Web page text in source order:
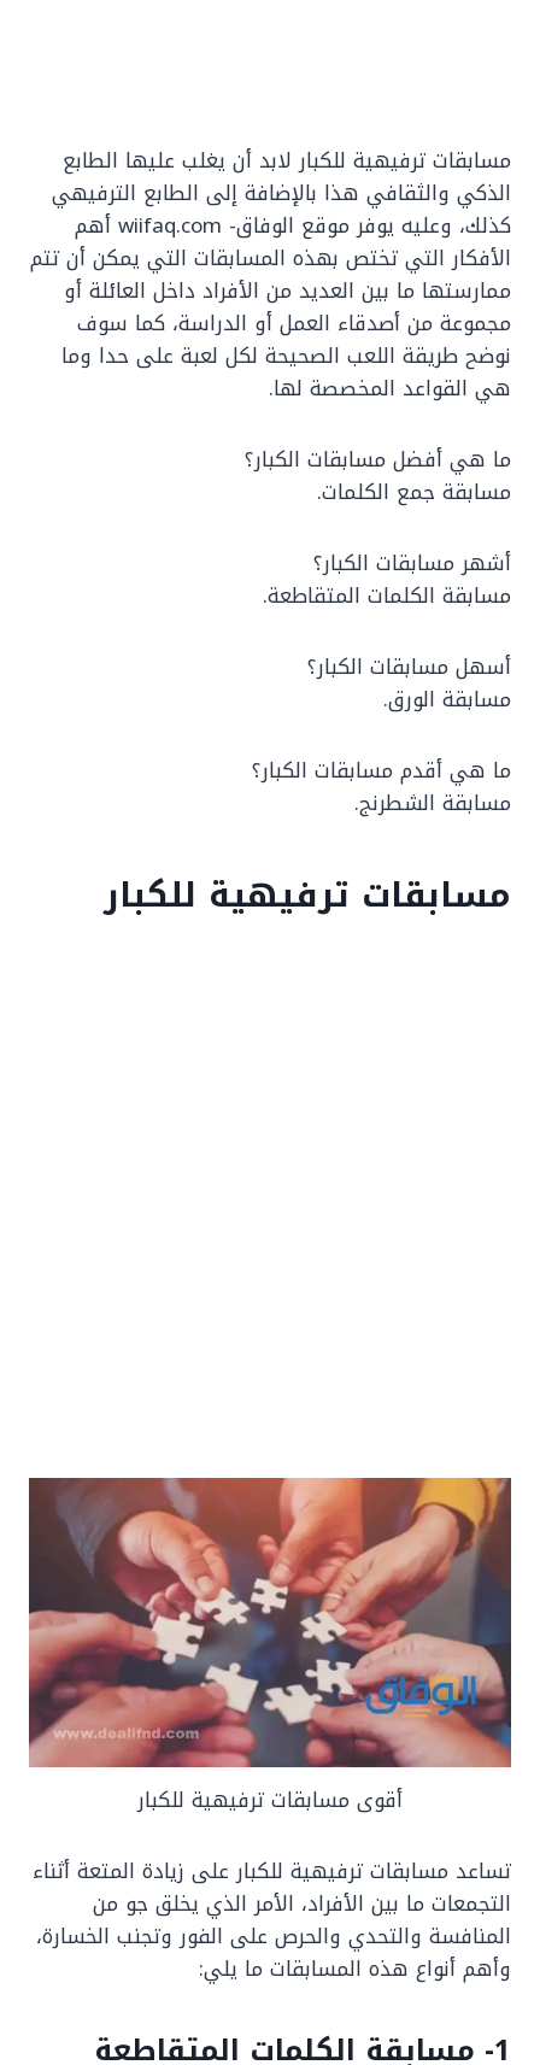
مسابقات ترفيهية للكبار لابد أن يغلب عليها الطابع
الذكي والثقافي هذا بالإضافة إلى الطابع الترفيهي
كذلك، وعليه يوفر موقع الوفاق- wiifaq.com أهم
الأفكار التي تختص بهذه المسابقات التي يمكن أن تتم
ممارستها ما بين العديد من الأفراد داخل العائلة أو
مجموعة من أصدقاء العمل أو الدراسة، كما سوف
نوضح طريقة اللعب الصحيحة لكل لعبة على حدا وما
هي القواعد المخصصة لها.
ما هي أفضل مسابقات الكبار؟
مسابقة جمع الكلمات.
أشهر مسابقات الكبار؟
مسابقة الكلمات المتقاطعة.
أسهل مسابقات الكبار؟
مسابقة الورق.
ما هي أقدم مسابقات الكبار؟
مسابقة الشطرنج.
مسابقات ترفيهية للكبار
أقوى مسابقات ترفيهية للكبار
تساعد مسابقات ترفيهية للكبار على زيادة المتعة أثناء
التجمعات ما بين الأفراد، الأمر الذي يخلق جو من
المنافسة والتحدي والحرص على الفور وتجنب الخسارة،
وأهم أنواع هذه المسابقات ما يلي:
1- مسابقة الكلمات المتقاطعة